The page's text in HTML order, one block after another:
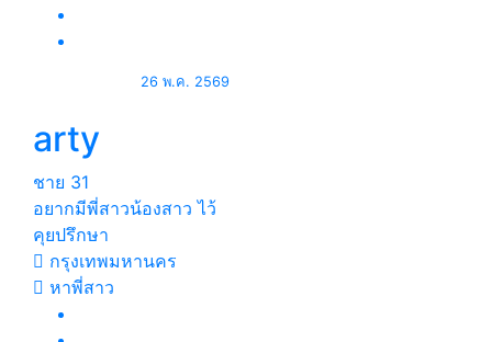
26 พ.ค. 2569
arty
ชาย 31
อยากมีพี่สาวน้องสาว ไว้
คุยปรึกษา
กรุงเทพมหานคร
หาพี่สาว